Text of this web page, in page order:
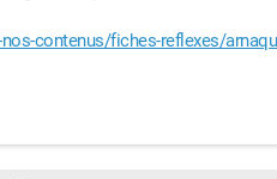
contenus/fiches-reflexes/